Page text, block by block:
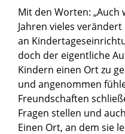
Mit den Worten: „Auch
Jahren vieles
an
doch der eigentliche
Kindern einen Ort zu
und angenommen
Freundschaften
Fragen stellen und
Einen Ort, an dem sie